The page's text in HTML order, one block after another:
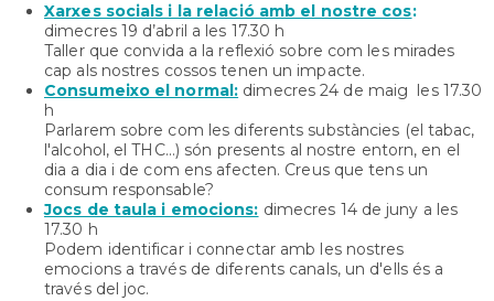
Xarxes socials i la relació amb el nostre cos:
dimecres 19 d’abril a les 17.30 h
Taller que convida a la reflexió sobre com les mirades
cap als nostres cossos tenen un impacte.
Consumeixo el normal: dimecres 24 de maig les 17.30
h
Parlarem sobre com les diferents substàncies (el tabac,
l'alcohol, el THC...) són presents al nostre entorn, en el
dia a dia i de com ens afecten. Creus que tens un
consum responsable?
Jocs de taula i emocions: dimecres 14 de juny a les
17.30 h
Podem identificar i connectar amb les nostres
emocions a través de diferents canals, un d'ells és a
través del joc.